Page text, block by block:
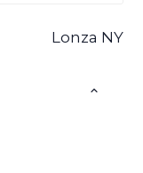
Lonza NY